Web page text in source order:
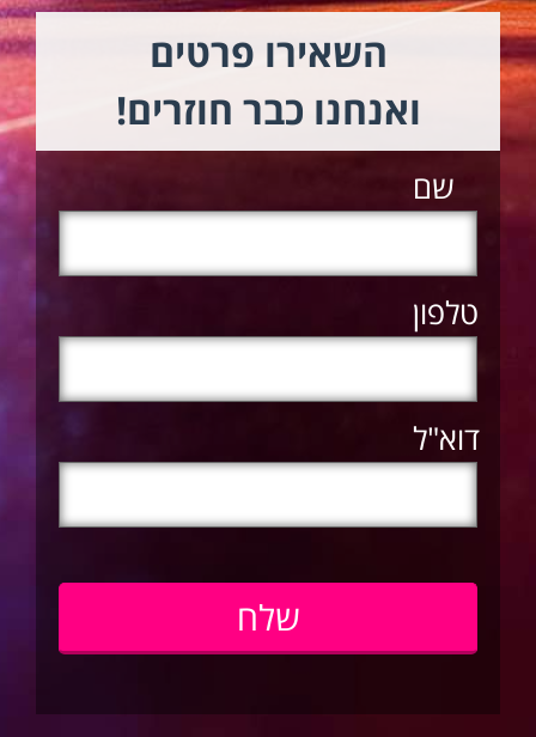
השאירו פרטים
ואנחנו כבר חוזרים!
שם
טלפון
דוא"ל